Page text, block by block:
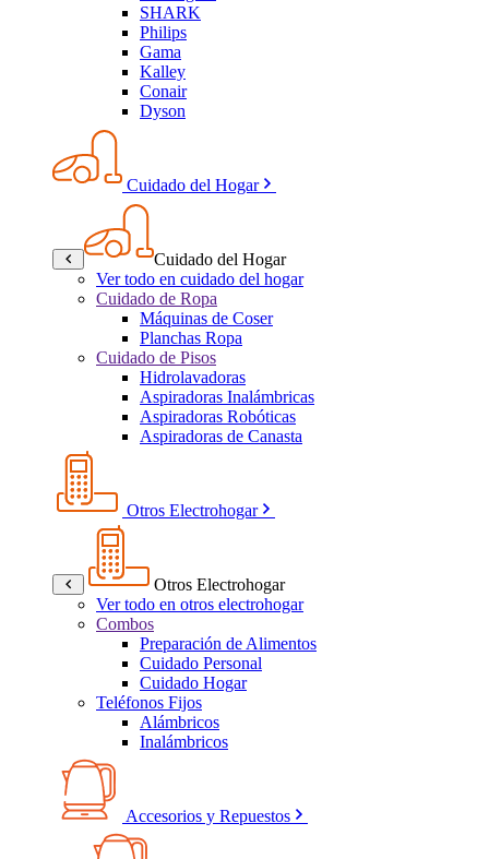
SHARK
Philips
Gama
Kalley
Conair
Dyson
Cuidado del Hogar
Cuidado del Hogar
Ver todo en cuidado del hogar
Cuidado de Ropa
Máquinas de Coser
Planchas Ropa
Cuidado de Pisos
Hidrolavadoras
Aspiradoras Inalámbricas
Aspiradoras Robóticas
Aspiradoras de Canasta
Otros Electrohogar
Otros Electrohogar
Ver todo en otros electrohogar
Combos
Preparación de Alimentos
Cuidado Personal
Cuidado Hogar
Teléfonos Fijos
Alámbricos
Inalámbricos
Accesorios y Repuestos